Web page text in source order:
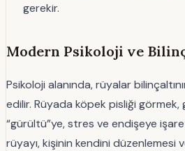
gerekir.
Modern Psikoloji ve
Psikoloji alanında, rüyalar
edilir. Rüyada köpek pisliği görmek,
“gürültü”ye, stres ve endişeye
rüyayı, kişinin kendini düzenlemesi